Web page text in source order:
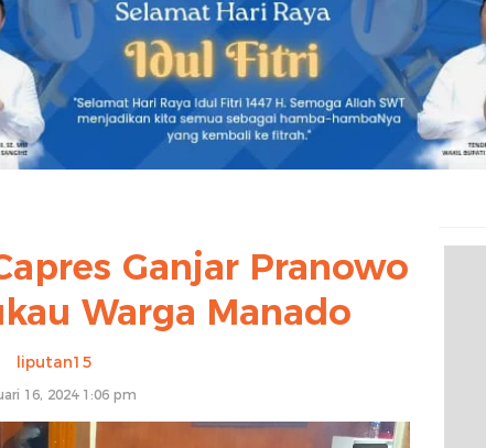
Ganjar Pranowo
Warga Manado
liputan15
16, 2024 1:06 pm